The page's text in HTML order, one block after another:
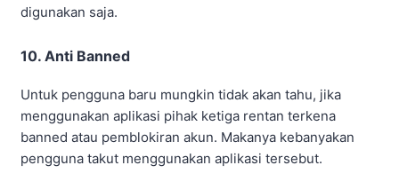
digunakan saja.
10. Anti Banned
Untuk pengguna baru mungkin tidak akan tahu, jika
menggunakan aplikasi pihak ketiga rentan terkena
banned atau pemblokiran akun. Makanya kebanyakan
pengguna takut menggunakan aplikasi tersebut.